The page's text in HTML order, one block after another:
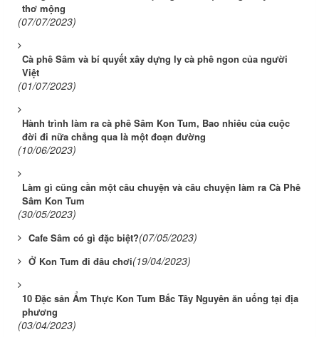
thơ mộng
(07/07/2023)
Cà phê Sâm và bí quyết xây dựng ly cà phê ngon của người
Việt
(01/07/2023)
Hành trình làm ra cà phê Sâm Kon Tum, Bao nhiêu của cuộc
đời đi nữa chẳng qua là một đoạn đường
(10/06/2023)
Làm gì cũng cần một câu chuyện và câu chuyện làm ra Cà Phê
Sâm Kon Tum
(30/05/2023)
Cafe Sâm có gì đặc biệt?(07/05/2023)
Ở Kon Tum đi đâu chơi(19/04/2023)
10 Đặc sản Ẩm Thực Kon Tum Bắc Tây Nguyên ăn uống tại địa
phương
(03/04/2023)